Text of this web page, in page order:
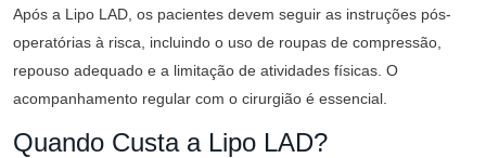
Após a Lipo LAD, os pacientes devem seguir as instruções pós-
operatórias à risca, incluindo o uso de roupas de compressão,
repouso adequado e a limitação de atividades físicas. O
acompanhamento regular com o cirurgião é essencial.
Quando Custa a Lipo LAD?